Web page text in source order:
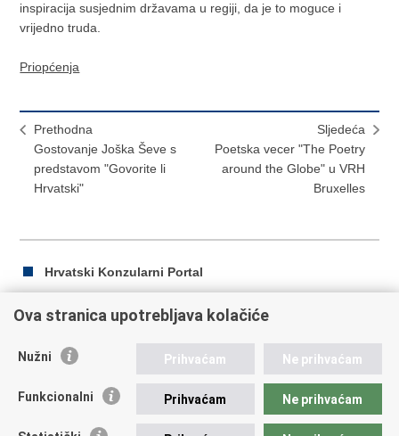
inspiracija susjednim državama u regiji, da je to moguce i
vrijedno truda.
Priopćenja
Prethodna
Gostovanje Joška Ševe s
predstavom "Govorite li
Hrvatski"
Sljedeća
Poetska vecer "The Poetry
around the Globe" u VRH
Bruxelles
Hrvatski Konzularni Portal
Ispiši
Podijeli
Facebooku
Twitteru
Republika Hrvatska
Ova stranica upotrebljava kolačiće
Nužni Prihvaćam Ne prihvaćam
Funkcionalni Prihvaćam Ne prihvaćam